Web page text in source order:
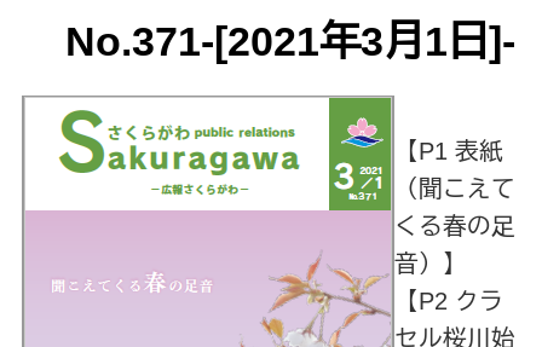
No.371‐[2021年3月1日]-
【P1 表紙
（聞こえて
くる春の足
音）】
【P2 クラ
セル桜川始